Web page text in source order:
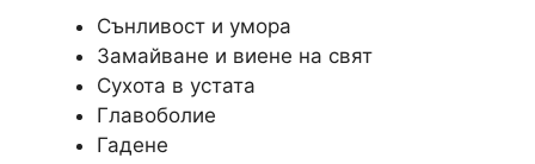
Сънливост и умора
Замайване и виене на свят
Сухота в устата
Главоболие
Гадене